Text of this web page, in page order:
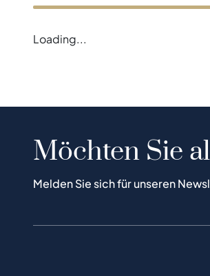
Loading...
Möchten Sie
Melden Sie sich für unseren